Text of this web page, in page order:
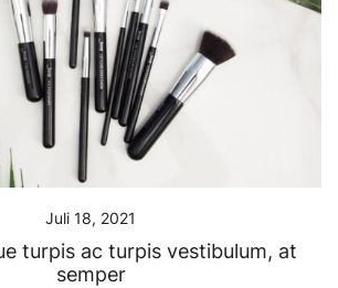
Juli 18, 2021
turpis ac turpis vestibulum, at
semper